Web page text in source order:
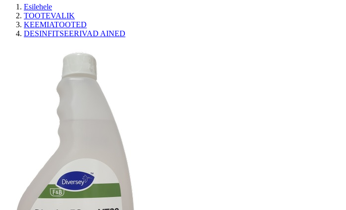
Esilehele
TOOTEVALIK
KEEMIATOOTED
DESINFITSEERIVAD AINED